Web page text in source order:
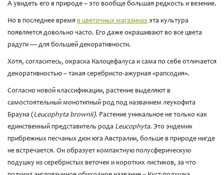
А увидеть его в природе – это вообще большая редкость и везение.
Но в последнее время в цветочных магазинах эта культура
появляется довольно часто. Его даже окрашивают во все цвета
радуги — для большей декоративности.
Хотя, согласитесь, окраска Калоцефалуса и сама по себе отличается
декоративностью – такая серебристо-ажурная «рапсодия».
Согласно новой классификации, растение выделяют в
самостоятельный монотипный род под названием леукофита
Брауна ( Leucophyta brownii). Растение уникальное не только как
единственный представитель рода Leucophyta. Это эндемик
прибрежных песчаных дюн юга Австралии, больше в природе нигде
не встречается. Он образует компактную полусферическую
подушку из серебристых веточек и коротких листиков, за что